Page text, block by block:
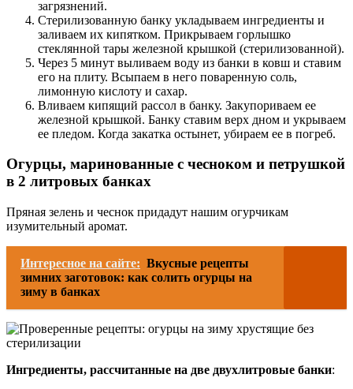
загрязнений.
Стерилизованную банку укладываем ингредиенты и
заливаем их кипятком. Прикрываем горлышко
стеклянной тары железной крышкой (стерилизованной).
Через 5 минут выливаем воду из банки в ковш и ставим
его на плиту. Всыпаем в него поваренную соль,
лимонную кислоту и сахар.
Вливаем кипящий рассол в банку. Закупориваем ее
железной крышкой. Банку ставим верх дном и укрываем
ее пледом. Когда закатка остынет, убираем ее в погреб.
Огурцы, маринованные с чесноком и петрушкой
в 2 литровых банках
Пряная зелень и чеснок придадут нашим огурчикам
изумительный аромат.
Интересное на сайте: Вкусные рецепты
зимних заготовок: как солить огурцы на
зиму в банках
Ингредиенты, рассчитанные на две двухлитровые банки: